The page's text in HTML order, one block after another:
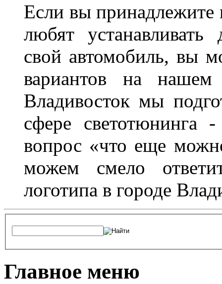
Если вы принадлежите
любят устанавливать
свой автомобиль, вы
вариантов на
Владивосток мы
сфере светотюнинга
вопрос «что еще
можем смело
логотипа в городе
Главное меню